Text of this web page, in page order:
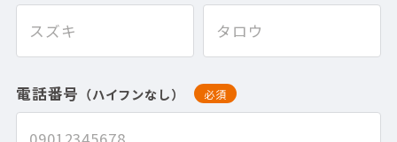
電話番号 （ハイフンなし） 必須